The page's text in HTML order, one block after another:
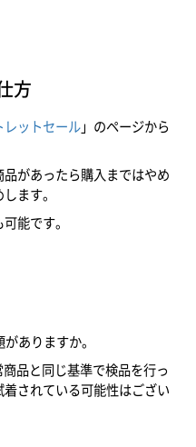
方
レットセール」のページから
があったら購入まではやめ
ます。
能です。
ありますか。
品と同じ基準で検品を行っ
されている可能性はござい